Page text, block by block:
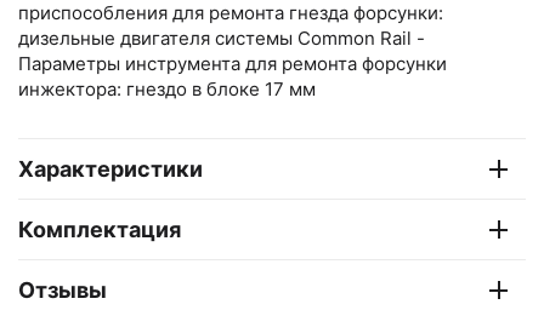
приспособления для ремонта гнезда форсунки:
дизельные двигателя системы Common Rail -
Параметры инструмента для ремонта форсунки
инжектора: гнездо в блоке 17 мм
Характеристики
Комплектация
Отзывы